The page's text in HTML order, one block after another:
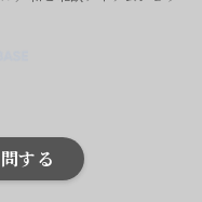
する